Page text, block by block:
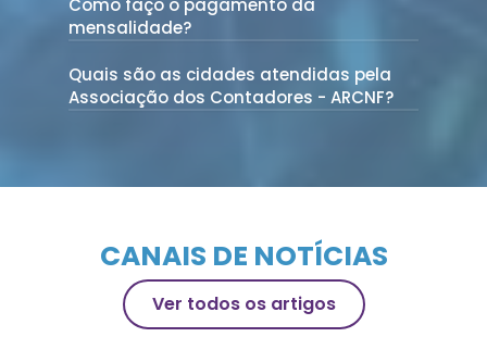
Como faço o pagamento da
mensalidade?
Quais são as cidades atendidas pela
Associação dos Contadores - ARCNF?
CANAIS DE NOTÍCIAS
Ver todos os artigos